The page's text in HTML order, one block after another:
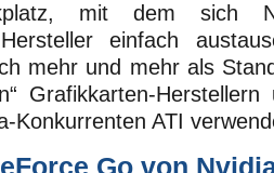
mit dem sich
einfach
mehr und mehr als
Grafikkarten-
Konkurrenten ATI
Go von